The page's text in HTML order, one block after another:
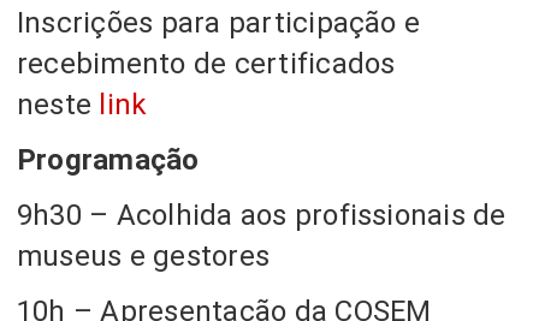
Inscrições para participação e
recebimento de certificados
neste link
Programação
9h30 – Acolhida aos profissionais de
museus e gestores
10h – Apresentação da COSEM